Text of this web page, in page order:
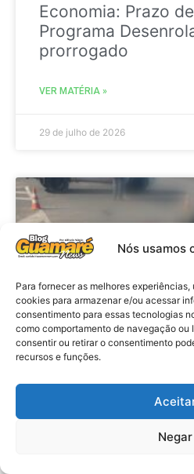
Nós usamos
Para fornecer as melhores
cookies para armazenar e/ou acessar
consentimento para essas tecnologias
como comportamento de navegação ou
consentir ou retirar o consentimento
recursos e funções.
Negar
Economia: Prazo
Programa
prorrogado
VER MATÉRIA »
29 de julho de 2026
Acidente: A
professora se
acidente e vai a
no Alto do